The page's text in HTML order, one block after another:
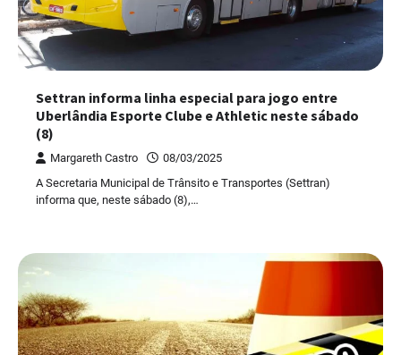
Settran informa linha especial para jogo entre
Uberlândia Esporte Clube e Athletic neste sábado
(8)
Margareth Castro
08/03/2025
A Secretaria Municipal de Trânsito e Transportes (Settran)
informa que, neste sábado (8),…